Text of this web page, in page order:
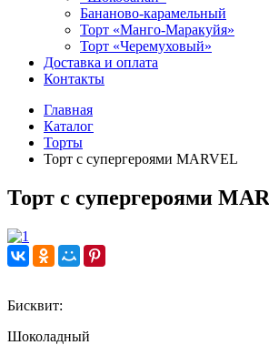
Бананово-карамельный
Торт «Манго-Маракуйя»
Торт «Черемуховый»
Доставка и оплата
Контакты
Главная
Каталог
Торты
Торт с супергероями MARVEL
Торт с супергероями
Бисквит:
Шоколадный